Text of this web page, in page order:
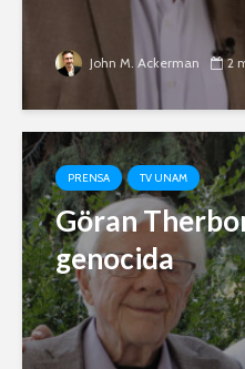
John M. Ackerman 2
PRENSA TV UNAM
Göran
genocida